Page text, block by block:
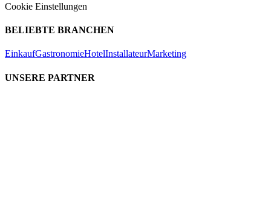
Cookie Einstellungen
BELIEBTE BRANCHEN
EinkaufGastronomieHotelInstallateurMarketing
UNSERE PARTNER